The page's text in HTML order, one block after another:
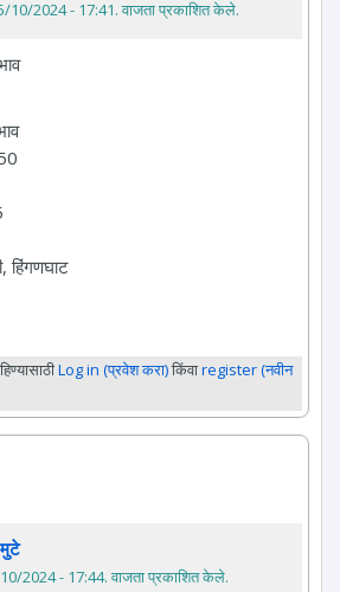
10/2024 - 17:41. वाजता प्रकाशित केले.
हिंगणघाट
Log in (प्रवेश करा)किंवाregister (नवीन
2024 - 17:44. वाजता प्रकाशित केले.